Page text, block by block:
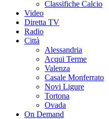
Classifiche Calcio
Video
Diretta TV
Radio
Città
Alessandria
Acqui Terme
Valenza
Casale Monferrato
Novi Ligure
Tortona
Ovada
On Demand